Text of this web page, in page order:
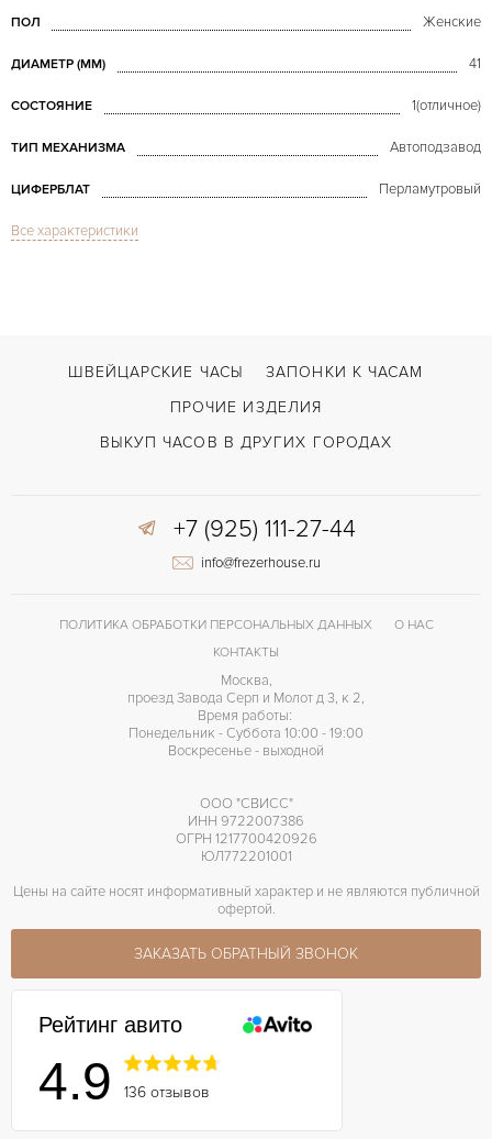
ПОЛ Женские
ДИАМЕТР (MM) 41
СОСТОЯНИЕ 1(отличное)
ТИП МЕХАНИЗМА Автоподзавод
ЦИФЕРБЛАТ Перламутровый
СТЕКЛО
ВОЗМОЖНОСТИ ДОСТАВКИ
ЦВЕТ БРАСЛЕТА
Все характеристики
ШВЕЙЦАРСКИЕ ЧАСЫ
ЗАПОНКИ К ЧАСАМ
ПРОЧИЕ ИЗДЕЛИЯ
ВЫКУП ЧАСОВ В ДРУГИХ ГОРОДАХ
+7 (925) 111-27-44
info@frezerhouse.ru
ПОЛИТИКА ОБРАБОТКИ ПЕРСОНАЛЬНЫХ ДАННЫХ
О НАС
КОНТАКТЫ
Москва,
проезд Завода Серп и Молот д 3, к 2,
Время работы:
Понедельник - Суббота 10:00 - 19:00
Воскресенье - выходной
ООО "СВИСС"
ИНН 9722007386
ОГРН 1217700420926
ЮЛ772201001
Цены на сайте носят информативный характер и не являются публичной
офертой.
ЗАКАЗАТЬ ОБРАТНЫЙ ЗВОНОК
Рейтинг авито
4.9 136 отзывов